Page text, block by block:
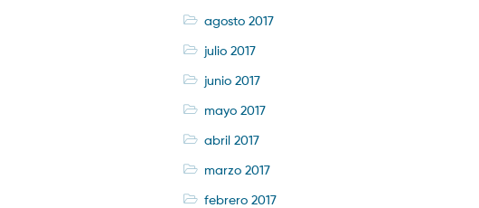
agosto 2017
julio 2017
junio 2017
mayo 2017
abril 2017
marzo 2017
febrero 2017